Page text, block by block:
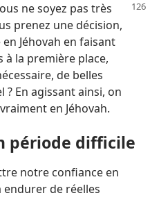
ne soyez pas très
prenez une décision,
Jéhovah en faisant
à la première place,
de belles
? En agissant ainsi, on
en Jéhovah.
période difficile
notre confiance en
endurer de réelles